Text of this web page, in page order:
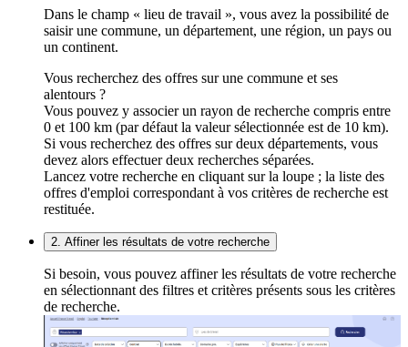
Dans le champ « lieu de travail », vous avez la possibilité de
saisir une commune, un département, une région, un pays ou
un continent.
Vous recherchez des offres sur une commune et ses
alentours ?
Vous pouvez y associer un rayon de recherche compris entre
0 et 100 km (par défaut la valeur sélectionnée est de 10 km).
Si vous recherchez des offres sur deux départements, vous
devez alors effectuer deux recherches séparées.
Lancez votre recherche en cliquant sur la loupe ; la liste des
offres d'emploi correspondant à vos critères de recherche est
restituée.
2. Affiner les résultats de votre recherche
Si besoin, vous pouvez affiner les résultats de votre recherche
en sélectionnant des filtres et critères présents sous les critères
de recherche.